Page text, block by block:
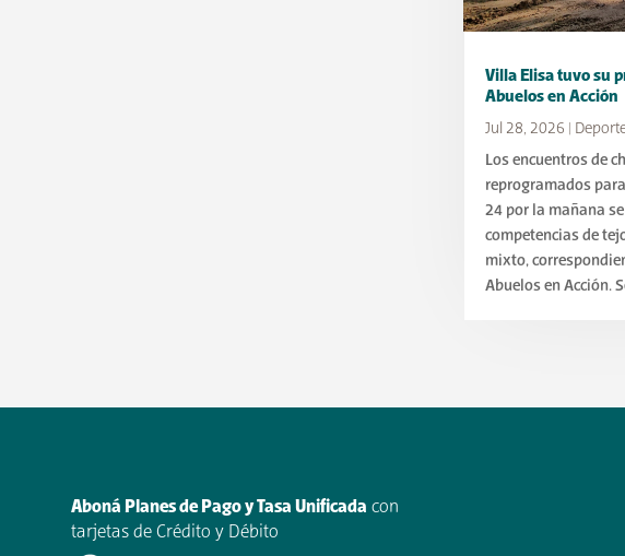
Villa Elisa tuvo su
Abuelos en Acción
Jul 28, 2026 |
Los encuentros de
reprogramados
24 por la mañana
competencias de
mixto,
Abuelos en Acción.
Aboná Planes de Pago y Tasa Unificada con
tarjetas de Crédito y Débito